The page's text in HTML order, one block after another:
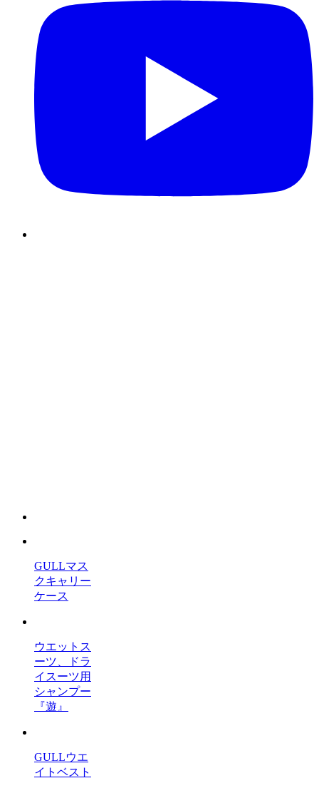
GULLマス
クキャリー
ケース
ウエットス
ーツ、ドラ
イスーツ用
シャンプー
『遊』
GULLウエ
イトベスト